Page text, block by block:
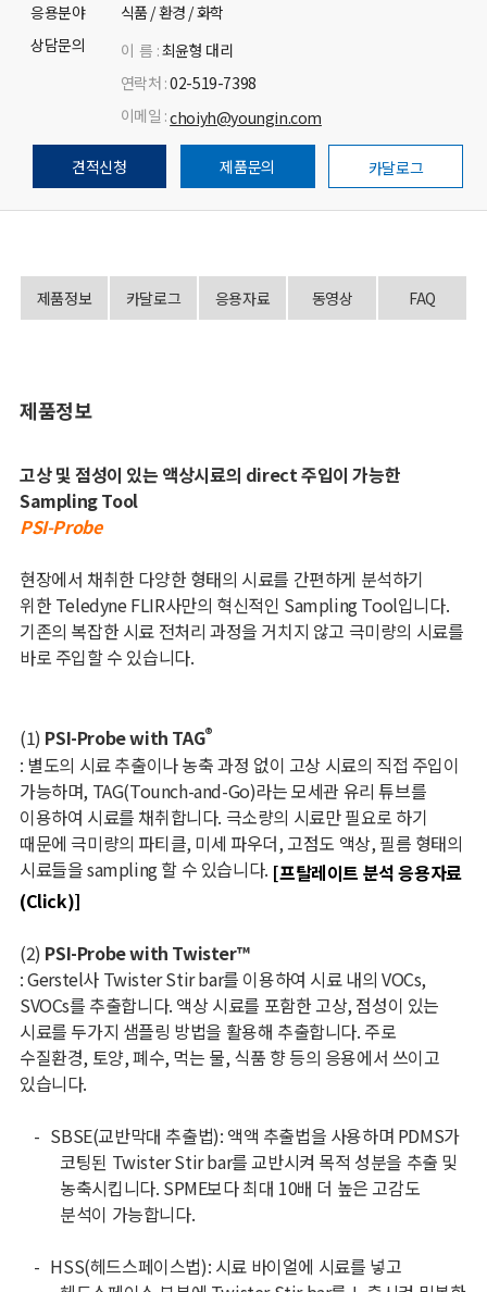
응용분야
식품 / 환경 / 화학
상담문의
이 름 :최윤형 대리
연락처 :02-519-7398
이메일 :choiyh@youngin.com
견적신청 제품문의 카달로그
제품정보 카달로그 응용자료 동영상 FAQ
제품정보
고상 및 점성이 있는 액상시료의 direct 주입이 가능한
Sampling Tool
PSI-Probe
현장에서 채취한 다양한 형태의 시료를 간편하게 분석하기
위한Teledyne FLIR사만의 혁신적인 Sampling Tool입니다.
기존의 복잡한 시료 전처리 과정을 거치지 않고 극미량의 시료를
바로 주입할 수 있습니다.
(1) PSI-Probe with TAG®
: 별도의 시료 추출이나 농축 과정 없이 고상 시료의 직접 주입이
가능하며, TAG(Tounch-and-Go)라는 모세관 유리 튜브를
이용하여 시료를 채취합니다. 극소량의 시료만 필요로 하기
때문에 극미량의 파티클, 미세 파우더,고점도 액상, 필름 형태의
시료들을sampling할 수 있습니다. [프탈레이트 분석 응용자료
(Click)]
(2) PSI-Probe with Twister™
:Gerstel사Twister Stir bar를 이용하여 시료 내의 VOCs,
SVOCs를 추출합니다. 액상 시료를 포함한 고상,점성이 있는
시료를 두가지 샘플링 방법을 활용해 추출합니다. 주로
수질환경, 토양,폐수,먹는 물,식품 향 등의 응용에서 쓰이고
있습니다.
- SBSE(교반막대 추출법): 액액 추출법을 사용하며 PDMS가
코팅된 Twister Stir bar를 교반시켜 목적 성분을 추출 및
농축시킵니다. SPME보다 최대 10배 더 높은 고감도
분석이 가능합니다.
- HSS(헤드스페이스법): 시료 바이얼에 시료를 넣고